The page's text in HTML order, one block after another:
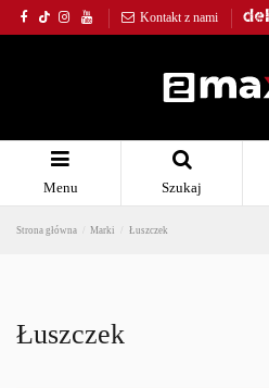
Kontakt z nami
Menu Szukaj
Strona główna Marki Łuszczek
Łuszczek